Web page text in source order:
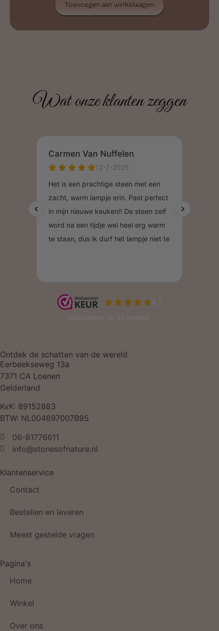
Toevoegen aan winkelwagen
Wat onze klanten zeggen
Ontdek de schatten van de wereld
Eerbeekseweg 13a
7371 CA Loenen
Gelderland
KvK: 89152883
BTW: NL004697007B95
06-81776611
info@stonesofnature.nl
Klantenservice
Contact
Bestellen en leveren
Meest gestelde vragen
Pagina's
Home
Winkel
Over ons